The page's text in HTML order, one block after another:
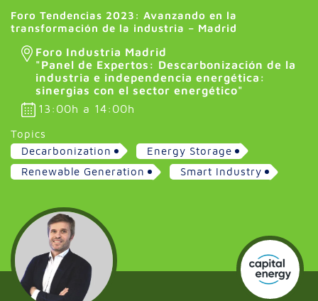
Foro Tendencias 2023: Avanzando en la
transformación de la industria – Madrid
Foro Industria Madrid
"Panel de Expertos: Descarbonización de la
industria e independencia energética:
sinergias con el sector energético"
13:00h a 14:00h
Topics
Decarbonization
Energy Storage
Renewable Generation
Smart Industry